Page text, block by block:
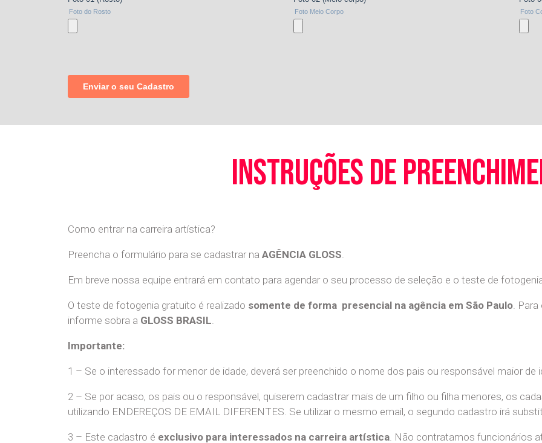
instruções de
Como entrar na carreira artística?
Preencha o formulário para se cadastrar na AGÊNCIA GLOSS
Em breve nossa equipe entrará em contato para agendar o seu processo de seleção e o teste de
O teste de fotogenia gratuito é realizado somente de forma presencial na agência em São Paulo .
informe sobra a GLOSS BRASIL
Importante:
1 – Se o interessado for menor de idade, deverá ser preenchido o nome dos pais ou responsável maior de
2 – Se por acaso, os pais ou o responsável, quiserem cadastrar mais de um filho ou filha menores, os
utilizando ENDEREÇOS DE EMAIL DIFERENTES. Se utilizar o mesmo email, o segundo cadastro irá
3 – Este cadastro é exclusivo para interessados na carreira artística . Não contratamos funcionários